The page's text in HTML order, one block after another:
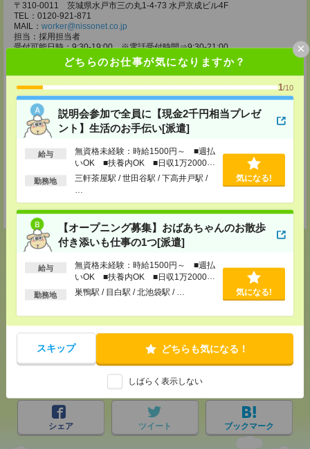
どちらのお仕事が気になりますか？
1/10
説明会参加で全員に【現金2千円相当プレゼ
ント】生活のお手伝い[派遣]
給与
無資格未経験：時給1500円～ ■週払
いOK ■扶養内OK ■日収1万2000円
以上
勤務地
三軒茶屋駅 / 世田谷駅 / 下高井戸駅 /
気になる!
【オープニング募集】おばあちゃんのお散歩
付き添いも仕事の1つ[派遣]
給与
無資格未経験：時給1500円～ ■週払
いOK ■扶養内OK ■日収1万2000円
以上
勤務地 巣鴨駅 / 目白駅 / 北池袋駅 / … 気になる!
スキップ どちらも気になる！
しばらく表示しない
×
〒310-0011 茨城県水戸市三の丸1-4-73 水戸京成ビル4F
TEL：0120-921-871
MAIL： worker@nissonet.co.jp
担当：採用担当者
受付可能日時：9:30-19:00 ※電話受付時間⇒9:30-21:00
宇都宮支社
TEL：0120-921-871
MAIL：worker@nissonet.co.jp
担当：採用担当者
受付可能日時：9:30-19:00 ※電話受付時間⇒9:30-21:00
埼玉県さいたま市大宮区仲町2-23-2 大宮仲町センタービル3F（さいたま
TEL：0120-921-871
受付可能日時：9:30-19:00 ※電話受付時間⇒9:30-21:00
応募ページへ
気になる！
LINE
シェア ツイート ブックマーク